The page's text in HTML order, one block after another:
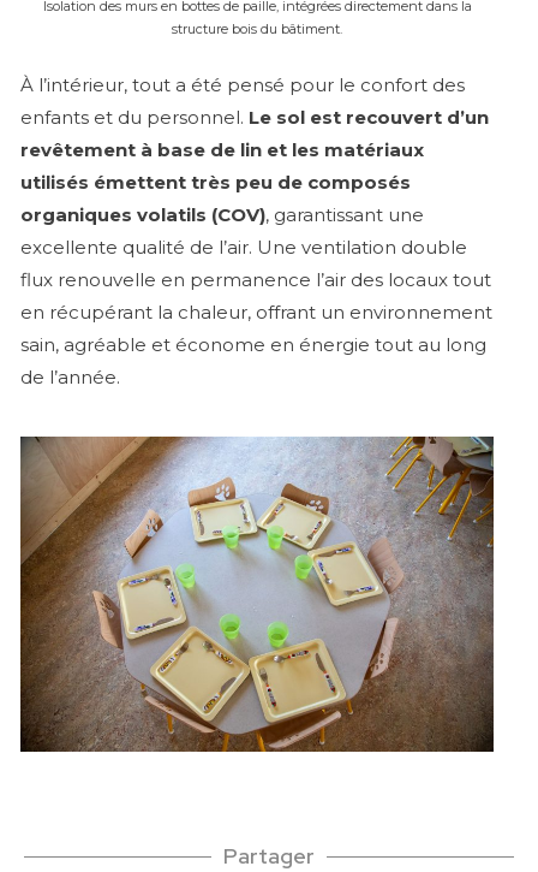
Isolation des murs en bottes de paille, intégrées directement dans la
structure bois du bâtiment.
À l’intérieur, tout a été pensé pour le confort des
enfants et du personnel. Le sol est recouvert d’un
revêtement à base de lin et les matériaux
utilisés émettent très peu de composés
organiques volatils (COV), garantissant une
excellente qualité de l’air. Une ventilation double
flux renouvelle en permanence l’air des locaux tout
en récupérant la chaleur, offrant un environnement
sain, agréable et économe en énergie tout au long
de l’année.
Partager